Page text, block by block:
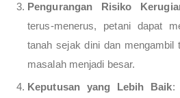
Pengurangan Risiko
terus-menerus, petani dapat
tanah sejak dini dan mengambil
masalah menjadi besar.
Keputusan yang Lebih Baik: